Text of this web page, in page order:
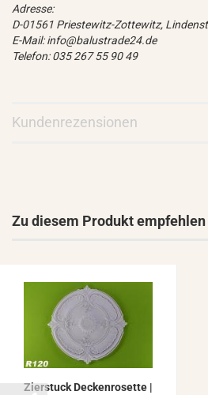
Adresse:
D-01561 Priestewitz-Zottewitz,
E-Mail: info@balustrade24.de
Telefon: 035 267 55 90 49
Kundenrezensionen
Zu diesem Produkt
Zier­stuck De­cken­ro­set­te |